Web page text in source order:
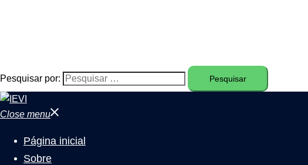
Pesquisar por:
Close menu
Página inicial
Sobre